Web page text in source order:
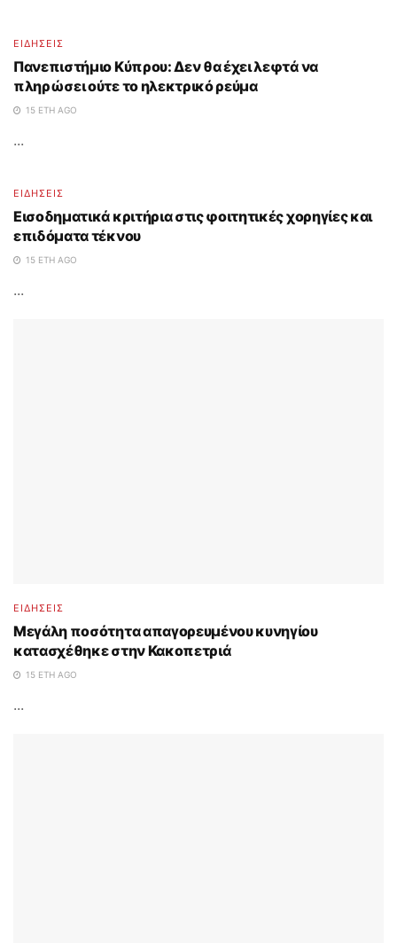
ΕΙΔΗΣΕΙΣ
Πανεπιστήμιο Κύπρου: Δεν θα έχει λεφτά να
πληρώσει ούτε το ηλεκτρικό ρεύμα
15 ΈΤΗ AGO
...
ΕΙΔΗΣΕΙΣ
Εισοδηματικά κριτήρια στις φοιτητικές χορηγίες και
επιδόματα τέκνου
15 ΈΤΗ AGO
...
ΕΙΔΗΣΕΙΣ
Μεγάλη ποσότητα απαγορευμένου κυνηγίου
κατασχέθηκε στην Κακοπετριά
15 ΈΤΗ AGO
...